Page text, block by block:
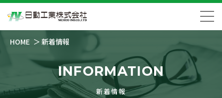
HOME 新着情報
INFORMATION
新着情報